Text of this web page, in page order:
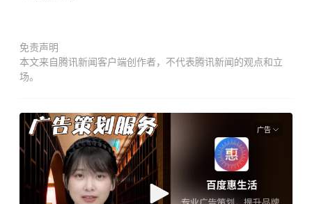
免责声明
本文来自腾讯新闻客户端创作者，不代表腾讯新闻的观点和立
场。
广告